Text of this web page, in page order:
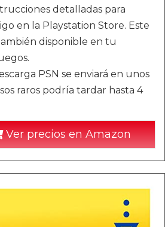
detalladas para
en la Playstation Store. Este
disponible en tu
PSN se enviará en unos
raros podría tardar hasta 4
Ver precios en Amazon